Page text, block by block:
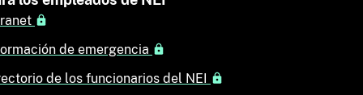
de emergencia
de los funcionarios del NEI